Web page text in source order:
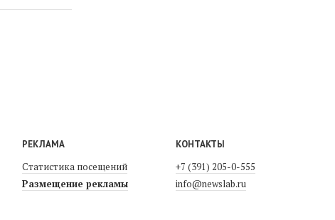
РЕКЛАМА
Статистика посещений
Размещение рекламы
КОНТАКТЫ
+7 (391) 205-0-555
info@newslab.ru